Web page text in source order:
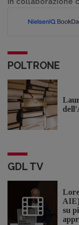
POLTRONE
GDL TV
su